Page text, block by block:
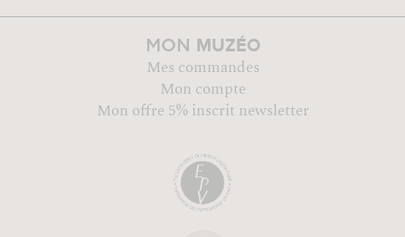
MON MUZÉO
Mes commandes
Mon compte
Mon offre 5% inscrit newsletter